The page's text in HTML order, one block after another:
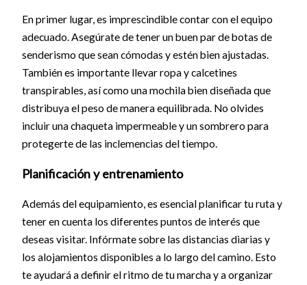
En primer lugar, es imprescindible contar con el equipo
adecuado. Asegúrate de tener un buen par de botas de
senderismo que sean cómodas y estén bien ajustadas.
También es importante llevar ropa y calcetines
transpirables, así como una mochila bien diseñada que
distribuya el peso de manera equilibrada. No olvides
incluir una chaqueta impermeable y un sombrero para
protegerte de las inclemencias del tiempo.
Planificación y entrenamiento
Además del equipamiento, es esencial planificar tu ruta y
tener en cuenta los diferentes puntos de interés que
deseas visitar. Infórmate sobre las distancias diarias y
los alojamientos disponibles a lo largo del camino. Esto
te ayudará a definir el ritmo de tu marcha y a organizar